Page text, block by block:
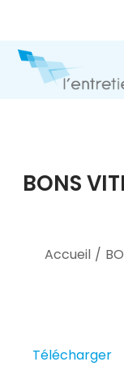
BONS
Accueil /
Télécharger